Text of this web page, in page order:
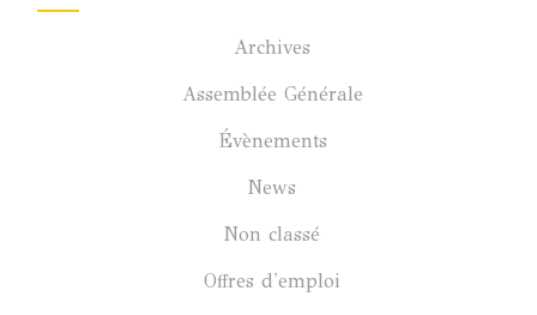
Archives
Assemblée Générale
Évènements
News
Non classé
Offres d'emploi